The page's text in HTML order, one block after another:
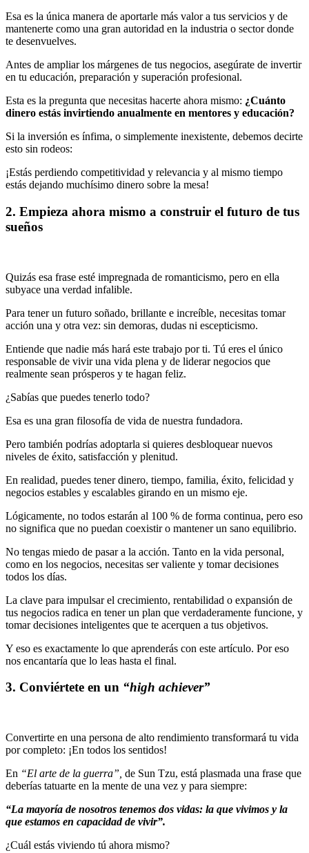
Esa es la única manera de aportarle más valor a tus servicios y de
mantenerte como una gran autoridad en la industria o sector donde
te desenvuelves.
Antes de ampliar los márgenes de tus negocios, asegúrate de invertir
en tu educación, preparación y superación profesional.
Esta es la pregunta que necesitas hacerte ahora mismo: ¿Cuánto
dinero estás invirtiendo anualmente en mentores y educación?
Si la inversión es ínfima, o simplemente inexistente, debemos decirte
esto sin rodeos:
¡Estás perdiendo competitividad y relevancia y al mismo tiempo
estás dejando muchísimo dinero sobre la mesa!
2. Empieza ahora mismo a construir el futuro de tus
sueños
Quizás esa frase esté impregnada de romanticismo, pero en ella
subyace una verdad infalible.
Para tener un futuro soñado, brillante e increíble, necesitas tomar
acción una y otra vez: sin demoras, dudas ni escepticismo.
Entiende que nadie más hará este trabajo por ti. Tú eres el único
responsable de vivir una vida plena y de liderar negocios que
realmente sean prósperos y te hagan feliz.
¿Sabías que puedes tenerlo todo?
Esa es una gran filosofía de vida de nuestra fundadora.
Pero también podrías adoptarla si quieres desbloquear nuevos
niveles de éxito, satisfacción y plenitud.
En realidad, puedes tener dinero, tiempo, familia, éxito, felicidad y
negocios estables y escalables girando en un mismo eje.
Lógicamente, no todos estarán al 100 % de forma continua, pero eso
no significa que no puedan coexistir o mantener un sano equilibrio.
No tengas miedo de pasar a la acción. Tanto en la vida personal,
como en los negocios, necesitas ser valiente y tomar decisiones
todos los días.
La clave para impulsar el crecimiento, rentabilidad o expansión de
tus negocios radica en tener un plan que verdaderamente funcione, y
tomar decisiones inteligentes que te acerquen a tus objetivos.
Y eso es exactamente lo que aprenderás con este artículo. Por eso
nos encantaría que lo leas hasta el final.
3. Conviértete en un “high achiever”
Convertirte en una persona de alto rendimiento transformará tu vida
por completo: ¡En todos los sentidos!
En “El arte de la guerra”, de Sun Tzu, está plasmada una frase que
deberías tatuarte en la mente de una vez y para siempre:
“La mayoría de nosotros tenemos dos vidas: la que vivimos y la
que estamos en capacidad de vivir”.
¿Cuál estás viviendo tú ahora mismo?